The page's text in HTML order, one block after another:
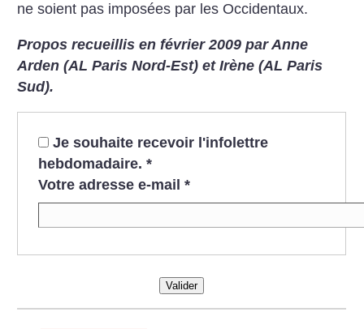
ne soient pas imposées par les Occidentaux.
Propos recueillis en février 2009 par Anne
Arden (AL Paris Nord-Est) et Irène (AL Paris
Sud).
Je souhaite recevoir l'infolettre
hebdomadaire. *
Votre adresse e-mail *
Valider